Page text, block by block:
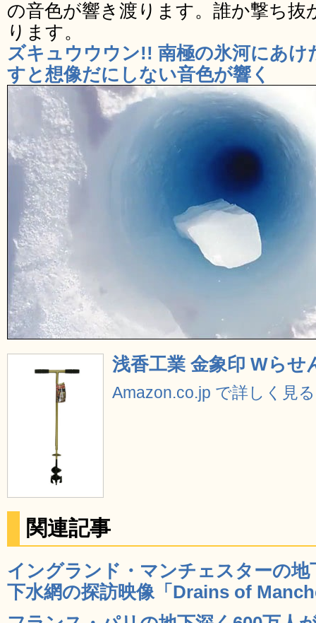
の音色が響き渡ります。誰か撃ち
ります。
ズキュウウウン!! 南極の氷河にあけ
すと想像だにしない音色が響く
浅香工業 金象印 Wらせ
Amazon.co.jp で詳しく見る
関連記事
イングランド・マンチェスターの
下水網の探訪映像「Drains of